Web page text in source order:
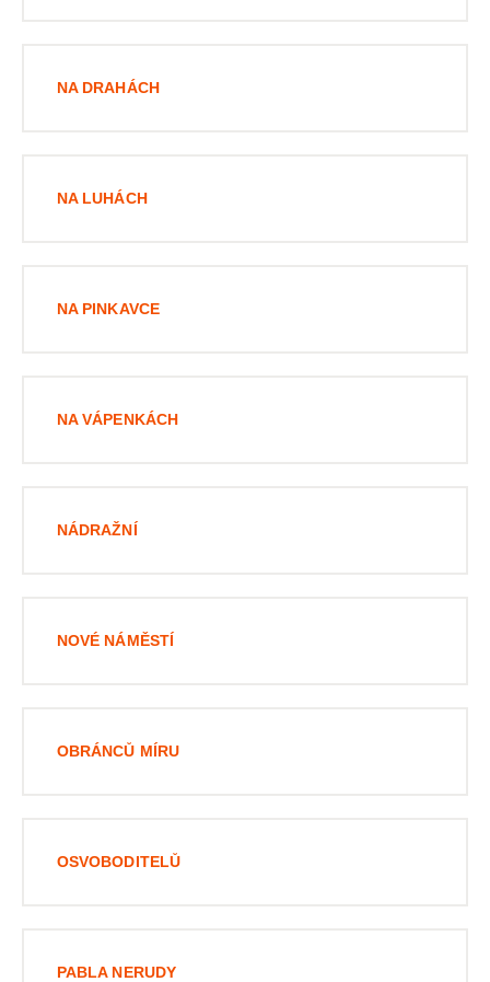
NA DRAHÁCH
NA LUHÁCH
NA PINKAVCE
NA VÁPENKÁCH
NÁDRAŽNÍ
NOVÉ NÁMĚSTÍ
OBRÁNCŮ MÍRU
OSVOBODITELŮ
PABLA NERUDY